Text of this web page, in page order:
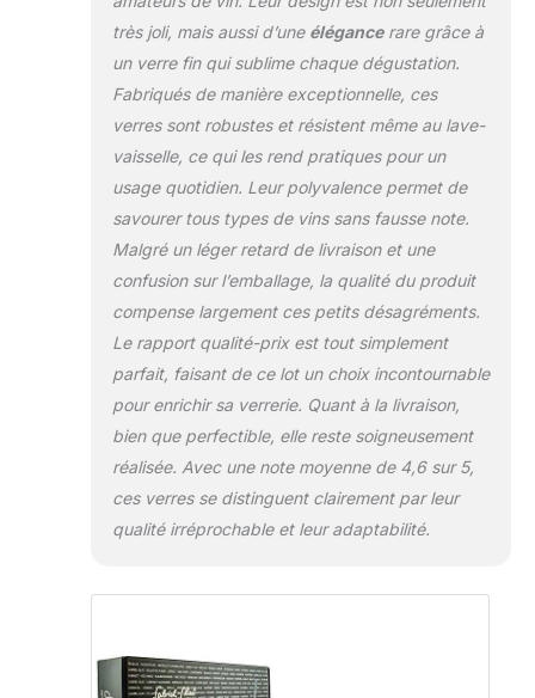
très joli, mais aussi d’une élégancerare grâce à
un verre fin qui sublime chaque dégustation.
Fabriqués de manière exceptionnelle, ces
verres sont robustes et résistent même au lave-
vaisselle, ce qui les rend pratiques pour un
usage quotidien. Leur polyvalence permet de
savourer tous types de vins sans fausse note.
Malgré un léger retard de livraison et une
confusion sur l’emballage, la qualité du produit
compense largement ces petits désagréments.
Le rapport qualité-prix est tout simplement
parfait, faisant de ce lot un choix incontournable
pour enrichir sa verrerie. Quant à la livraison,
bien que perfectible, elle reste soigneusement
réalisée. Avec une note moyenne de 4,6 sur 5,
ces verres se distinguent clairement par leur
qualité irréprochable et leur adaptabilité.